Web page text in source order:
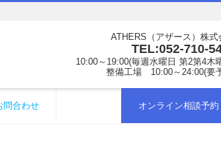
ATHERS（アザース）株式
TEL:052-710-
10:00～19:00(毎週水曜日 第2第4木
整備工場 10:00～24:00(要
問合わせ オンライン相談予約